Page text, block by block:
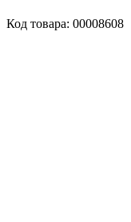
Код товара: 00008608